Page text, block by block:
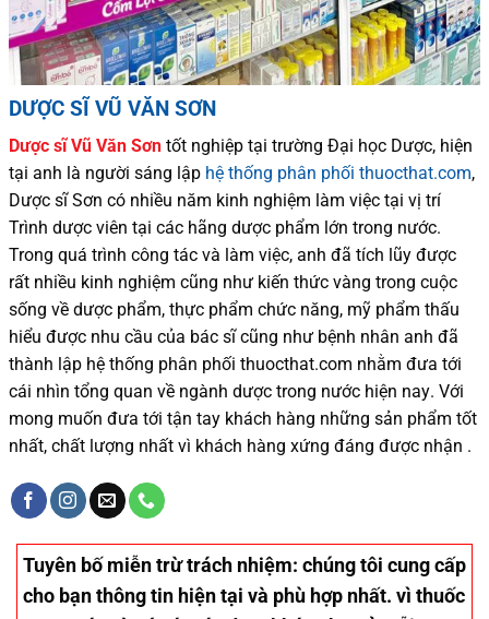
DƯỢC SĨ VŨ VĂN SƠN
Dược sĩVũ Văn Sơn tốt nghiệp tại trường Đại học Dược, hiện
tại anh là người sáng lập hệ thống phân phối thuocthat.com,
Dược sĩSơn có nhiều năm kinh nghiệm làm việc tại vị trí
Trình dược viên tại các hãng dược phẩm lớn trong nước.
Trong quá trình công tác và làm việc, anh đã tích lũy được
rất nhiều kinh nghiệm cũng như kiến thức vàng trong cuộc
sống về dược phẩm, thực phẩm chức năng, mỹ phẩm thấu
hiểu được nhu cầu của bác sĩcũng như bệnh nhân anh đã
thành lập hệ thống phân phối thuocthat.com nhằm đưa tới
cái nhìn tổng quan về ngành dược trong nước hiện nay. Với
mong muốn đưa tới tận tay khách hàng những sản phẩm tốt
nhất, chất lượng nhất vì khách hàng xứng đáng được nhận .
Tuyên bố miễn trừ trách nhiệm: chúng tôi cung cấp
cho bạn thông tin hiện tại và phù hợp nhất. vì thuốc